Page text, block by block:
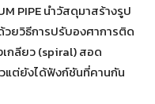
PIPE นำวัสดุมาสร้างรูป
ยวิธีการปรับองศาการติด
เกลียว (spiral) สอด
แต่ยังได้ฟังก์ชันที่คานกัน